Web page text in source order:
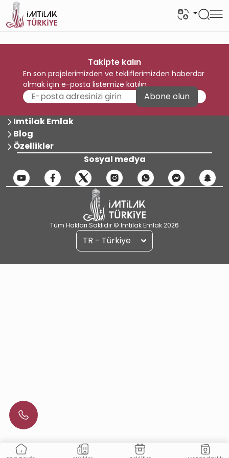
Takipte kalın
En son projelerimizden ve tekliflerimizden haberdar
olmak için e-posta listemize katılın
Abone olun
Imtilak Emlak
Blog
Özellikler
Sosyal medya
Tüm Hakları Saklıdır © Imtilak Emlak 2026
TR - Türkiye